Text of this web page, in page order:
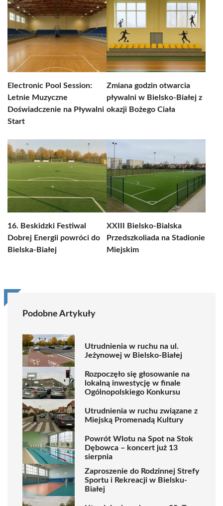
Electronic Pool Session:
Letnie Muzyczne
Doświadczenie na Pływalni
Start
Zmiana godzin otwarcia
pływalni w Bielsko-Białej z
okazji Bożego Ciała
16. Beskidzki Festiwal
Dobrej Energii powróci do
Bielska-Białej
XXIII Bielsko-Bialska
Przedszkoliada na Stadionie
Miejskim
Podobne Artykuły
Utrudnienia w ruchu na ul.
Jeżynowej w Bielsko-Białej
Rozpoczęło się głosowanie na
lokalną inwestycję w finale
Ogólnopolskiego Konkursu
Utrudnienia w ruchu związane z
Miejską Promenadą Kultury
Powrót Wlotu na Spot na Stok
Dębowca – koncert już 13
sierpnia
Zaproszenie do Rodzinnej Strefy
Sportu i Rekreacji w Bielsku-
Białej